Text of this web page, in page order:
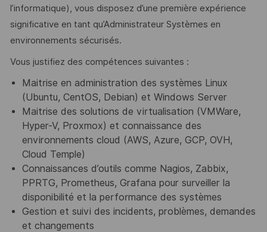
l’informatique), vous disposez d’une première expérience
significative en tant qu’Administrateur Systèmes en
environnements sécurisés.
Vous justifiez des compétences suivantes :
Maitrise en administration des systèmes Linux
(Ubuntu, CentOS, Debian) et Windows Server
Maitrise des solutions de virtualisation (VMWare,
Hyper-V, Proxmox) et connaissance des
environnements cloud (AWS, Azure, GCP, OVH,
Cloud Temple)
Connaissances d’outils comme Nagios, Zabbix,
PPRTG, Prometheus, Grafana pour surveiller la
disponibilité et la performance des systèmes
Gestion et suivi des incidents, problèmes, demandes
et changements